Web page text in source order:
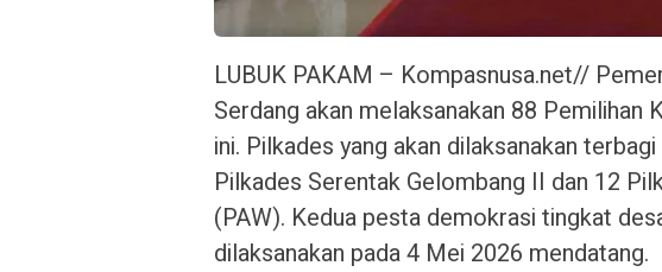
LUBUK PAKAM – Kompasnusa.net//
Serdang akan melaksanakan 88 Pemilihan
ini. Pilkades yang akan dilaksanakan
Pilkades Serentak Gelombang II dan 12
(PAW). Kedua pesta demokrasi tingkat
dilaksanakan pada 4 Mei 2026 mendatang.